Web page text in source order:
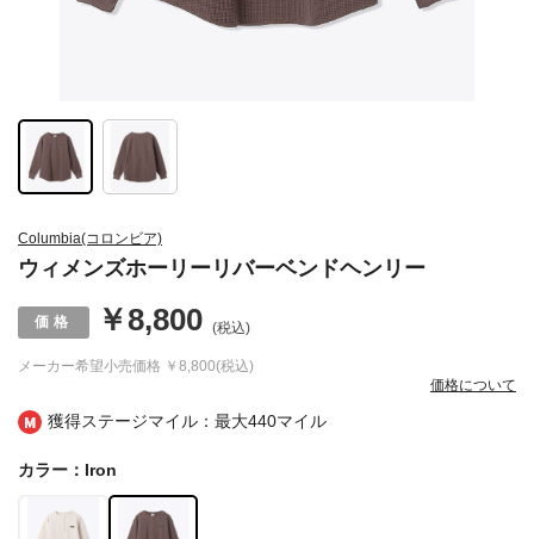
獲得ステージマイル：最大440マイル
Columbia(コロンビア)
ウィメンズホーリーリバーベンドヘンリー
メーカー希望小売価格 ￥8,800(税込)
￥8,800 (税込)
価格について
カラー：Iron